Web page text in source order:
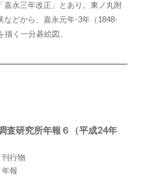
嘉永三年改正」とあり。東ノ丸附
などから、嘉永元年-3年（1848-
描く一分碁絵図。
査研究所年報６（平成24年
行物
報